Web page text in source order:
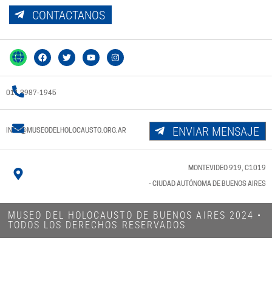
CONTACTANOS
011 3987-1945
INFO@MUSEODELHOLOCAUSTO.ORG.AR ENVIAR MENSAJE
MONTEVIDEO 919, C1019
- CIUDAD AUTÓNOMA DE BUENOS AIRES
MUSEO DEL HOLOCAUSTO DE BUENOS AIRES 2024​ •
TODOS LOS DERECHOS RESERVADOS